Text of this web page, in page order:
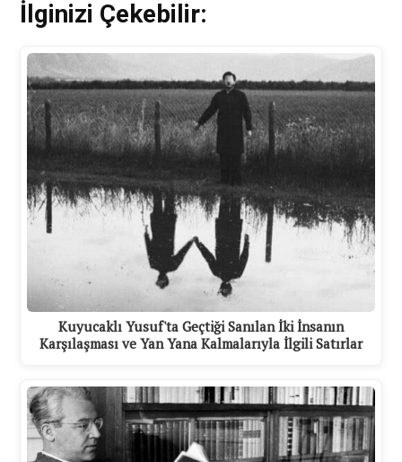
İlginizi Çekebilir:
Kuyucaklı Yusuf'ta Geçtiği Sanılan İki İnsanın
Karşılaşması ve Yan Yana Kalmalarıyla İlgili Satırlar